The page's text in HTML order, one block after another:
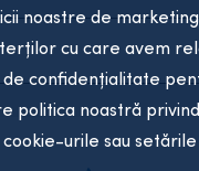
noastre de
cu care avem
confidențialitate
politica noastră
urile sau